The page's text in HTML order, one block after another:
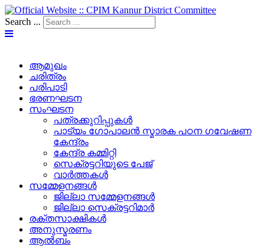
Search ...
ആമുഖം
ചരിത്രം
പരിപാടി
ഭരണഘടന
സംഘടന
പത്രക്കുറിപ്പുകള്‍
പാട്യം ഗോപാലൻ സ്മാരക പഠന ഗവേഷണ
കേന്ദ്രം
കേന്ദ്ര കമ്മിറ്റി
സെക്രട്ടറിയുടെ പേജ്‌
വാർത്തകൾ
സമ്മേളനങ്ങൾ
ജില്ലാ സമ്മേളനങ്ങൾ
ജില്ലാ സെക്രട്ടറിമാർ
രക്തസാക്ഷികൾ
അനുസ്മരണം
ആൽബം